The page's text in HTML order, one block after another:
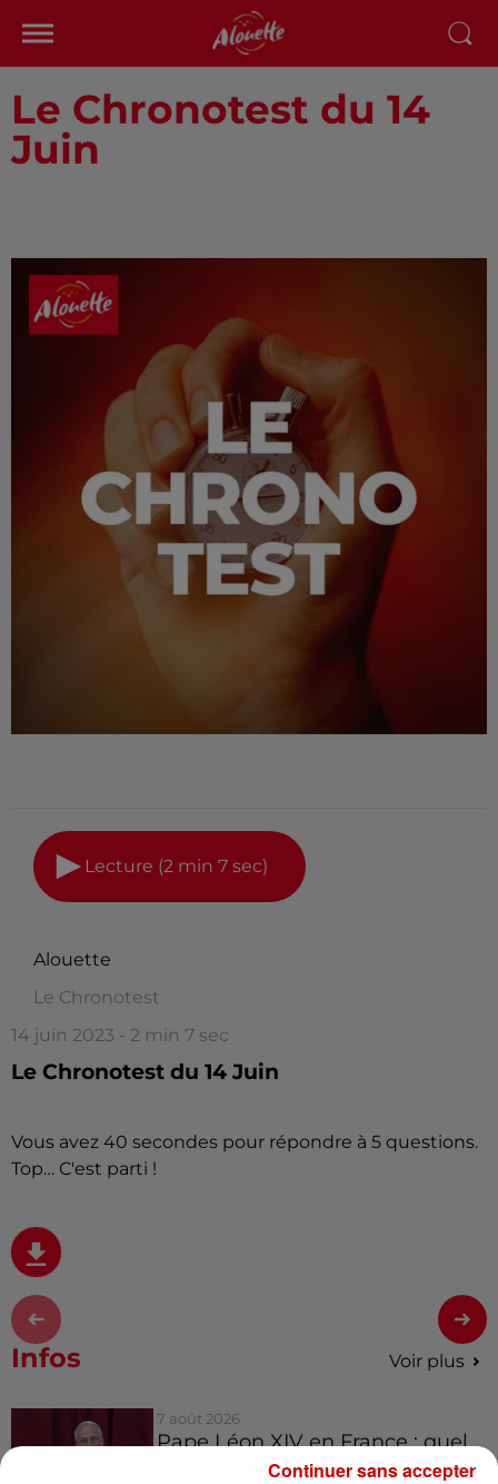
Le Chronotest du 14
Juin
Lecture (2 min 7 sec)
Alouette
Le Chronotest
14 juin 2023 - 2 min 7 sec
Le Chronotest du 14 Juin
Vous avez 40 secondes pour répondre à 5 questions.
Top… C'est parti !
Infos Voir plus
7 août 2026
Pape Léon XIV en France : quel
est son programme ?Continuer sans accepter